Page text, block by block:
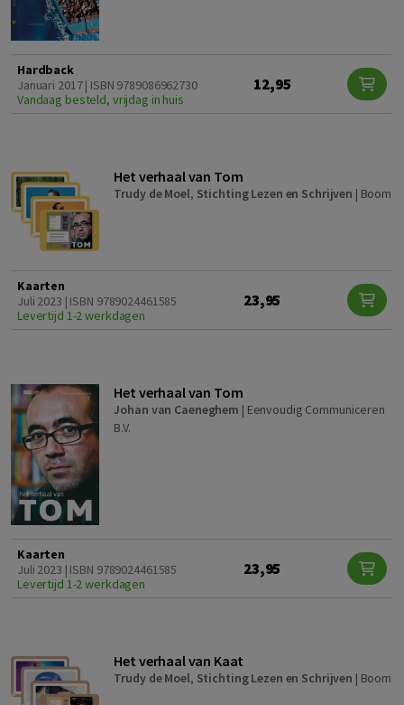
Hardback
Januari 2017 | ISBN 9789086962730
Vandaag besteld, vrijdag in huis
12,95
Het verhaal van Tom
Trudy de Moel, Stichting Lezen en Schrijven | Boom
Kaarten
Juli 2023 | ISBN 9789024461585
Levertijd 1-2 werkdagen
23,95
Het verhaal van Tom
Johan van Caeneghem | Eenvoudig Communiceren
B.V.
Kaarten
Juli 2023 | ISBN 9789024461585
Levertijd 1-2 werkdagen
23,95
Het verhaal van Kaat
Trudy de Moel, Stichting Lezen en Schrijven | Boom